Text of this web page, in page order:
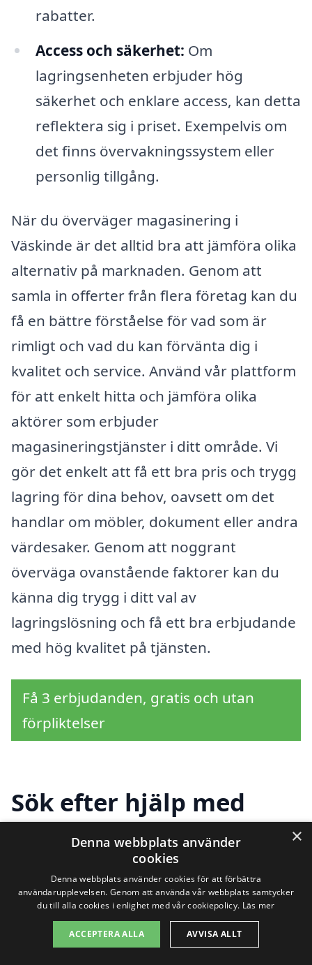
rabatter.
Access och säkerhet: Om
lagringsenheten erbjuder hög
säkerhet och enklare access, kan detta
reflektera sig i priset. Exempelvis om
det finns övervakningssystem eller
personlig tillgång.
När du överväger magasinering i
Väskinde är det alltid bra att jämföra olika
alternativ på marknaden. Genom att
samla in offerter från flera företag kan du
få en bättre förståelse för vad som är
rimligt och vad du kan förvänta dig i
kvalitet och service. Använd vår plattform
för att enkelt hitta och jämföra olika
aktörer som erbjuder
magasineringstjänster i ditt område. Vi
gör det enkelt att få ett bra pris och trygg
lagring för dina behov, oavsett om det
handlar om möbler, dokument eller andra
värdesaker. Genom att noggrant
överväga ovanstående faktorer kan du
känna dig trygg i ditt val av
lagringslösning och få ett bra erbjudande
med hög kvalitet på tjänsten.
Få 3 erbjudanden, gratis och utan
förpliktelser
Sök efter hjälp med
magasinering i andra
städer nära Väskinde
Att hitta rätt företag förmagasinering i
Väskindekan vara en utmaning, särskilt
×
Denna webbplats använder
cookies
Denna webbplats använder cookies för att förbättra
användarupplevelsen. Genom att använda vår webbplats samtycker
du till alla cookies i enlighet med vår cookiepolicy. Läs mer
ACCEPTERA ALLA AVVISA ALLT